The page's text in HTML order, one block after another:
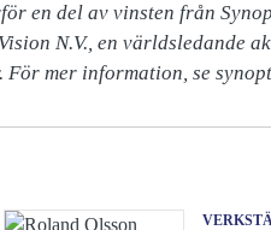
en del av vinsten från
N.V., en världsledande
mer information, se